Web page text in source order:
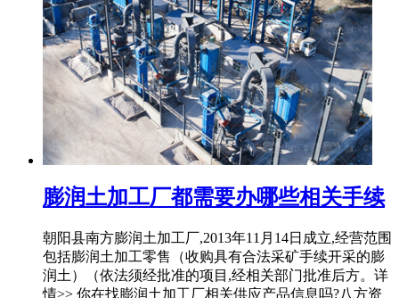
膨润土加工厂都需要办哪些相关手续
朝阳县南方膨润土加工厂,2013年11月14日成立,经营范围
包括膨润土加工零售（收购具有合法采矿手续开采的膨
润土）（依法须经批准的项目,经相关部门批准后方。详
情>> 你在找膨润土加工厂相关供应产品信息吗?八方资